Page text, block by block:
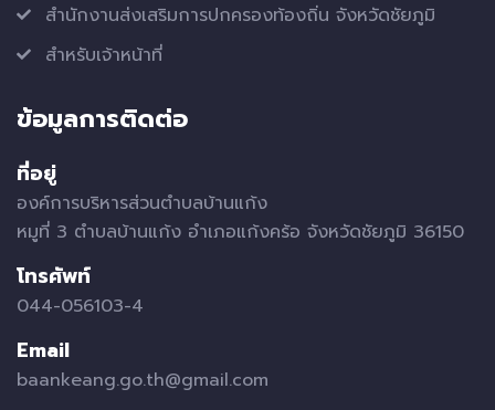
สำนักงานส่งเสริมการปกครองท้องถิ่น จังหวัดชัยภูมิ
สำหรับเจ้าหน้าที่
ข้อมูลการติดต่อ
ที่อยู่
องค์การบริหารส่วนตำบลบ้านแก้ง
หมูที่ 3 ตำบลบ้านแก้ง อำเภอแก้งคร้อ จังหวัดชัยภูมิ 36150
โทรศัพท์
044-056103-4
Email
baankeang.go.th@gmail.com